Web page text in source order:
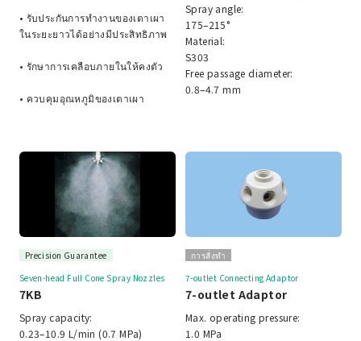
• รับประกันการทำงานของเตาเผา
ในระยะยาวได้อย่างมีประสิทธิภาพ
• รักษาการเคลือบภายในให้คงตัว
• ควบคุมอุณหภูมิของเตาเผา
Spray angle:
175–215°
Material:
S303
Free passage diameter:
0.8–4.7 mm
Precision Guarantee
Seven-head Full Cone Spray Nozzles
7KB
Spray capacity:
0.23–10.9 L/min (0.7 MPa)
การสั่งทำ
7-outlet Connecting Adaptor
7-outlet Adaptor
Max. operating pressure:
1.0 MPa